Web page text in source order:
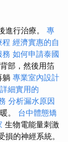
進行治療。 專
程 經濟實惠的自
務 如何申請泰國
部，然後用箔
躺 專業室內設計
詳細實用的
分析漏水原因
。 台中體態矯
生物電能量刺激
的神經系統。